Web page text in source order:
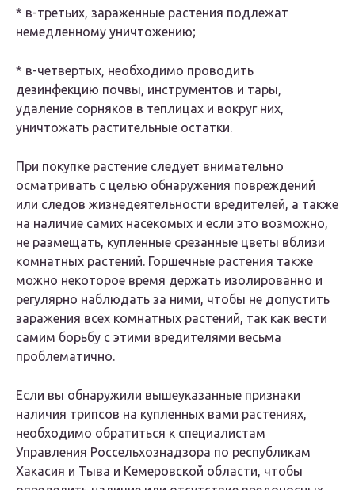
* в-третьих, зараженные растения подлежат
немедленному уничтожению;
* в-четвертых, необходимо проводить
дезинфекцию почвы, инструментов и тары,
удаление сорняков в теплицах и вокруг них,
уничтожать растительные остатки.
При покупке растение следует внимательно
осматривать с целью обнаружения повреждений
или следов жизнедеятельности вредителей, а также
на наличие самих насекомых и если это возможно,
не размещать, купленные срезанные цветы вблизи
комнатных растений. Горшечные растения также
можно некоторое время держать изолированно и
регулярно наблюдать за ними, чтобы не допустить
заражения всех комнатных растений, так как вести
самим борьбу с этими вредителями весьма
проблематично.
Если вы обнаружили вышеуказанные признаки
наличия трипсов на купленных вами растениях,
необходимо обратиться к специалистам
Управления Россельхознадзора по республикам
Хакасия и Тыва и Кемеровской области, чтобы